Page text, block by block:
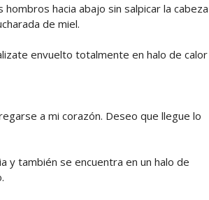
hacia abajo sin salpicar la cabeza
de miel.
envuelto totalmente en halo de calor
a mi corazón. Deseo que llegue lo
y también se encuentra en un halo de